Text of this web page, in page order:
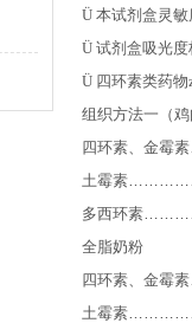
Ü 本试剂盒灵敏
Ü 试剂盒吸光度
Ü 四环素类药
组织方法一（
四环素、金霉素
土霉素
多西环素
全脂奶粉
四环素、金霉素
土霉素